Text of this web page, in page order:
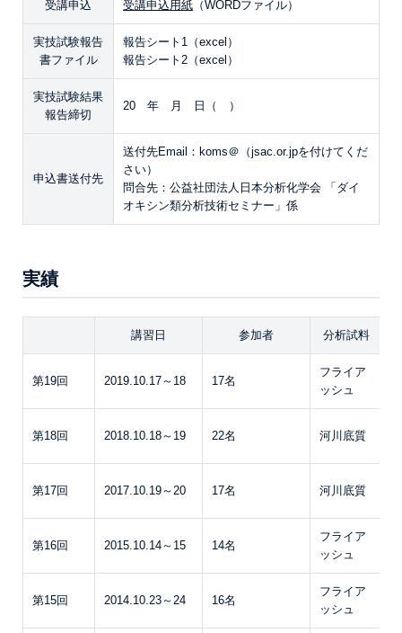
受講申込 受講申込用紙 （WORDファイル）
実技試験報告
書ファイル
報告シート1（excel）
報告シート2（excel）
実技試験結果
報告締切
20 年 月 日（ ）
申込書送付先
送付先Email：koms＠（jsac.or.jpを付けてくだ
さい）
問合先：公益社団法人日本分析化学会 「ダイ
オキシン類分析技術セミナー」係
実績
講習日 参加者 分析試料
第19回 2019.10.17～18 17名
フライア
ッシュ
第18回 2018.10.18～19 22名 河川底質
第17回 2017.10.19～20 17名 河川底質
第16回 2015.10.14～15 14名
フライア
ッシュ
第15回 2014.10.23～24 16名
フライア
ッシュ